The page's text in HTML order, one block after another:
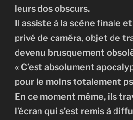
leurs dos obscurs.
Il assiste à la scène finale
privé de caméra, objet de
devenu brusquement
« C’est absolument
pour le moins totalement
En ce moment même, ils
l’écran qui s’est remis à